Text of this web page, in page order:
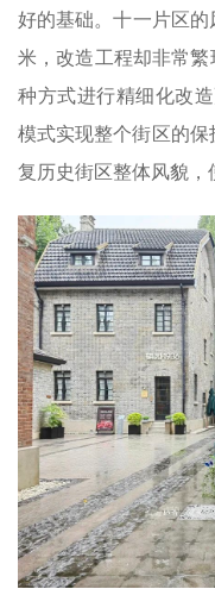
好的基础。十一片区的
米，改造工程却非常繁
种方式进行精细化改
模式实现整个街区的
复历史街区整体风貌，